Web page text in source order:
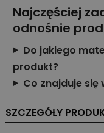
Najczęściej
odnośnie
Do jakiego
produkt?
Co znajduje się
SZCZEGÓŁY